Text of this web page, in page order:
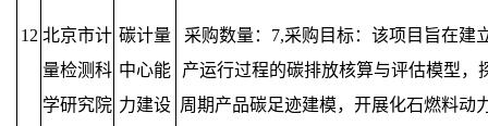
12 北京市计
量检测科
学研究院
碳计量
中心能
力建设
采购数量：7,采购目标：该项目旨在建
产运行过程的碳排放核算与评估模型，
周期产品碳足迹建模，开展化石燃料动